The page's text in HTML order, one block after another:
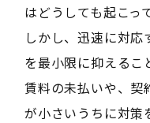
はどうしても起こっ
しかし、迅速に対
を最小限に抑えるこ
賃料の未払いや、契
が小さいうちに対策